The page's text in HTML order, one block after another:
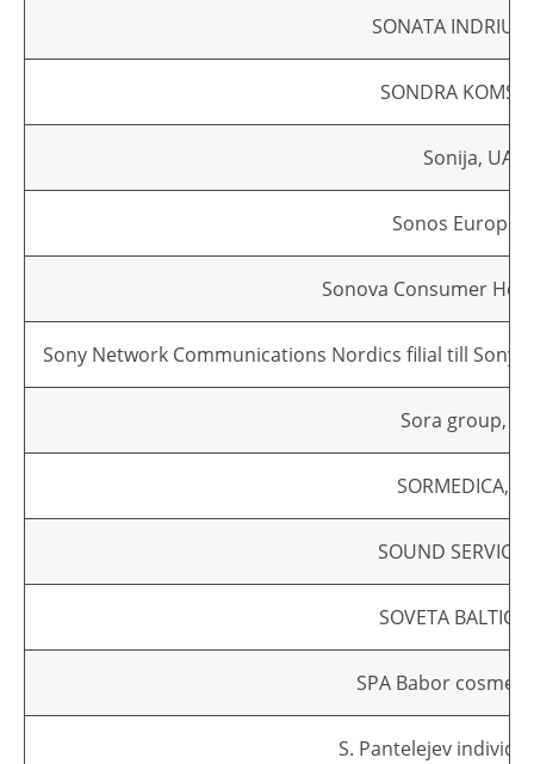
SONATA
SONDRA
Sonija, UAB
Sonos Europe
Sonova Consumer
Sony Network Communications Nordics filial till Sony
Sora group,
SORMEDICA,
SOUND
SOVETA BALTICA
SPA Babor
S. Pantelejev